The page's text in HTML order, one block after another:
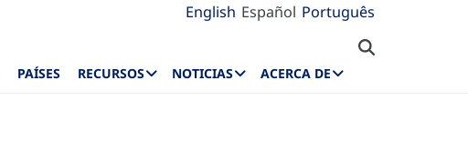
English Español Português
PAÍSES RECURSOS NOTICIAS ACERCA DE